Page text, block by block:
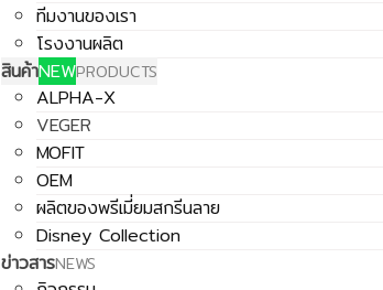
ทีมงานของเรา
โรงงานผลิต
สินค้าNEWPRODUCTS
ALPHA-X
VEGER
MOFIT
OEM
ผลิตของพรีเมี่ยมสกรีนลาย
Disney Collection
ข่าวสารNEWS